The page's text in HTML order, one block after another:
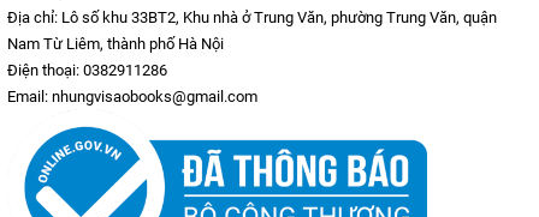
Địa chỉ: Lô số khu 33BT2, Khu nhà ở Trung Văn, phường Trung Văn, quận
Nam Từ Liêm, thành phố Hà Nội
Điện thoại: 0382911286
Email: nhungvisaobooks@gmail.com